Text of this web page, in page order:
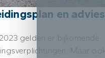
en advies
gelden er bijkomende
Maar ook